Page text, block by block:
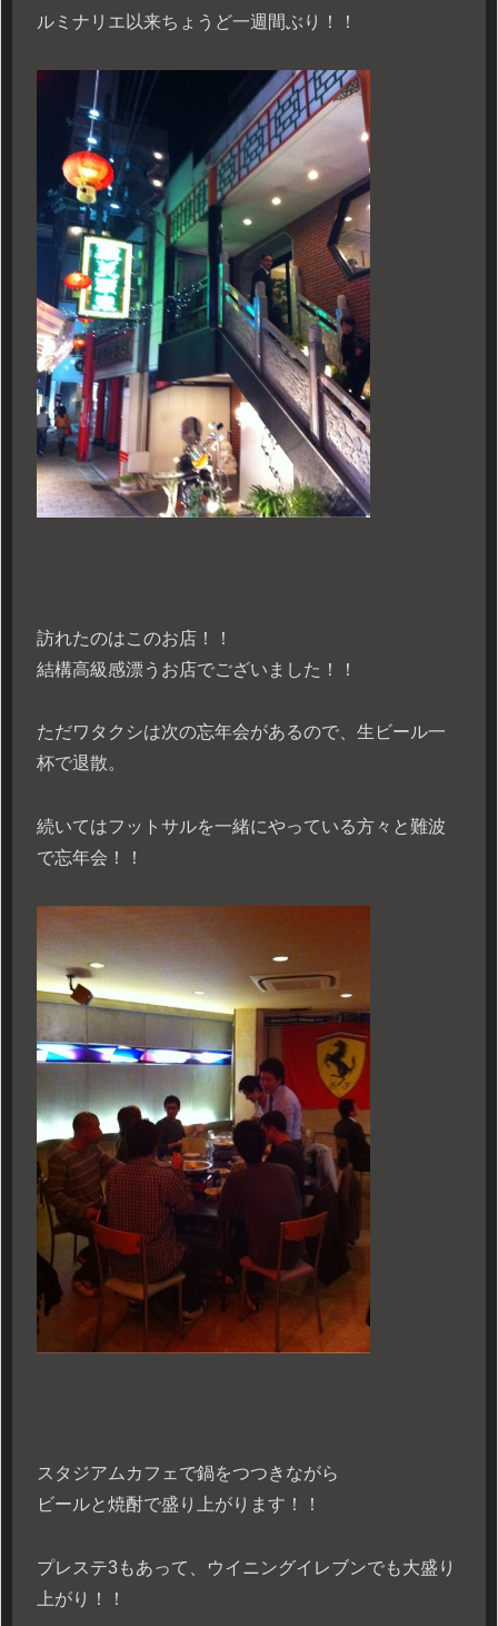
ルミナリエ以来ちょうど一週間ぶり！！
訪れたのはこのお店！！
結構高級感漂うお店でございました！！
ただワタクシは次の忘年会があるので、生ビール一
杯で退散。
続いてはフットサルを一緒にやっている方々と難波
で忘年会！！
スタジアムカフェで鍋をつつきながら
ビールと焼酎で盛り上がります！！
プレステ3もあって、ウイニングイレブンでも大盛り
上がり！！